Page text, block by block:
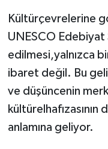
Kültürçevrelerine
UNESCO Edebiyat
edilmesi,yalnızca
ibaret değil. Bu
ve düşüncenin
anlamına geliyor.